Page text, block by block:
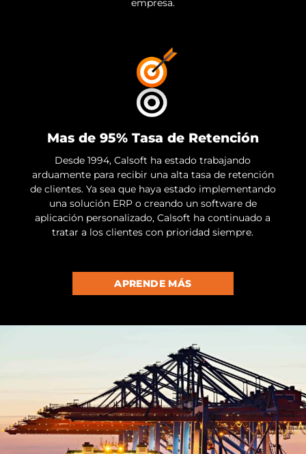
empresa.
Mas de 95% Tasa de Retención
Desde 1994, Calsoft ha estado trabajando
arduamente para recibir una alta tasa de retención
de clientes. Ya sea que haya estado implementando
una solución ERP o creando un software de
aplicación personalizado, Calsoft ha continuado a
tratar a los clientes con prioridad siempre.
APRENDE MÁS